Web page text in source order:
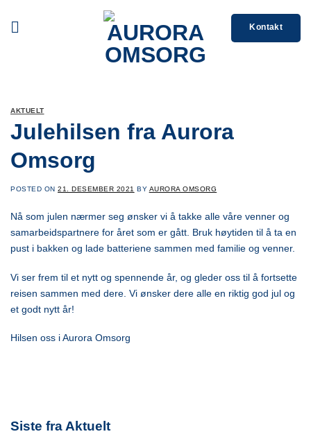
Kontakt
AKTUELT
Julehilsen fra Aurora
Omsorg
POSTED ON21. DESEMBER 2021 BY AURORA OMSORG
Nå som julen nærmer seg ønsker vi å takke alle våre venner og
samarbeidspartnere for året som er gått. Bruk høytiden til å ta en
pust i bakken og lade batteriene sammen med familie og venner.
Vi ser frem til et nytt og spennende år, og gleder oss til å fortsette
reisen sammen med dere. Vi ønsker dere alle en riktig god jul og
et godt nytt år!
Hilsen oss i Aurora Omsorg
Siste fra Aktuelt